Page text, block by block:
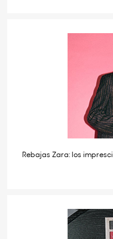
Rebajas Zara: los